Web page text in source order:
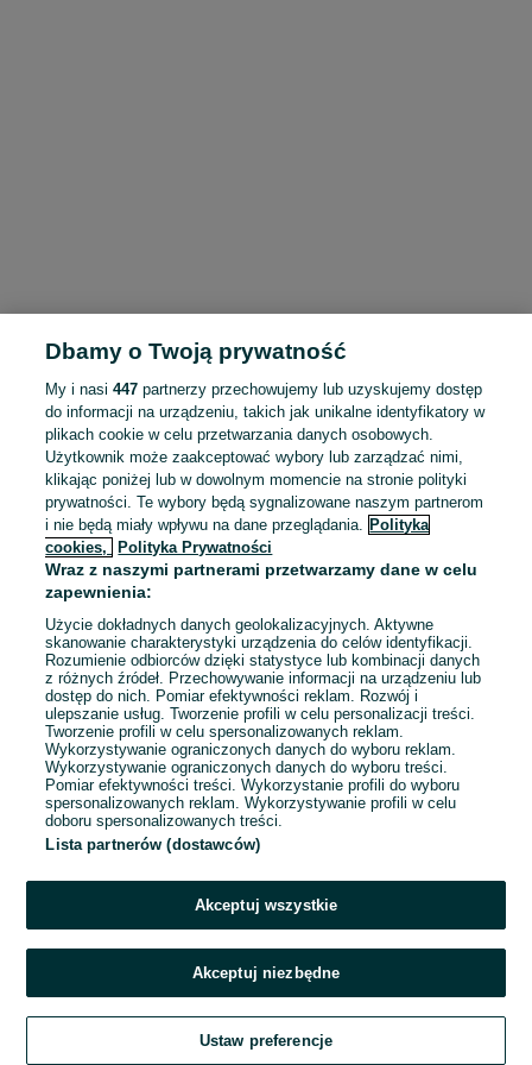
To ogłoszenie nie jest już dostępne
Przejdź na stronę główną
Dbamy o Twoją prywatność
My i nasi447 partnerzy przechowujemy lub uzyskujemy dostęp
do informacji na urządzeniu, takich jak unikalne identyfikatory w
plikach cookie w celu przetwarzania danych osobowych.
Użytkownik może zaakceptować wybory lub zarządzać nimi,
klikając poniżej lub w dowolnym momencie na stronie polityki
prywatności. Te wybory będą sygnalizowane naszym partnerom
i nie będą miały wpływu na dane przeglądania. Polityka
cookies,
Polityka Prywatności
Wraz z naszymi partnerami przetwarzamy dane w celu
zapewnienia:
Użycie dokładnych danych geolokalizacyjnych. Aktywne
skanowanie charakterystyki urządzenia do celów identyfikacji.
Rozumienie odbiorców dzięki statystyce lub kombinacji danych
z różnych źródeł. Przechowywanie informacji na urządzeniu lub
dostęp do nich. Pomiar efektywności reklam. Rozwój i
ulepszanie usług. Tworzenie profili w celu personalizacji treści.
Tworzenie profili w celu spersonalizowanych reklam.
Wykorzystywanie ograniczonych danych do wyboru reklam.
Wykorzystywanie ograniczonych danych do wyboru treści.
Pomiar efektywności treści. Wykorzystanie profili do wyboru
spersonalizowanych reklam. Wykorzystywanie profili w celu
doboru spersonalizowanych treści.
Lista partnerów (dostawców)
Akceptuj wszystkie
Akceptuj niezbędne
Ustaw preferencje